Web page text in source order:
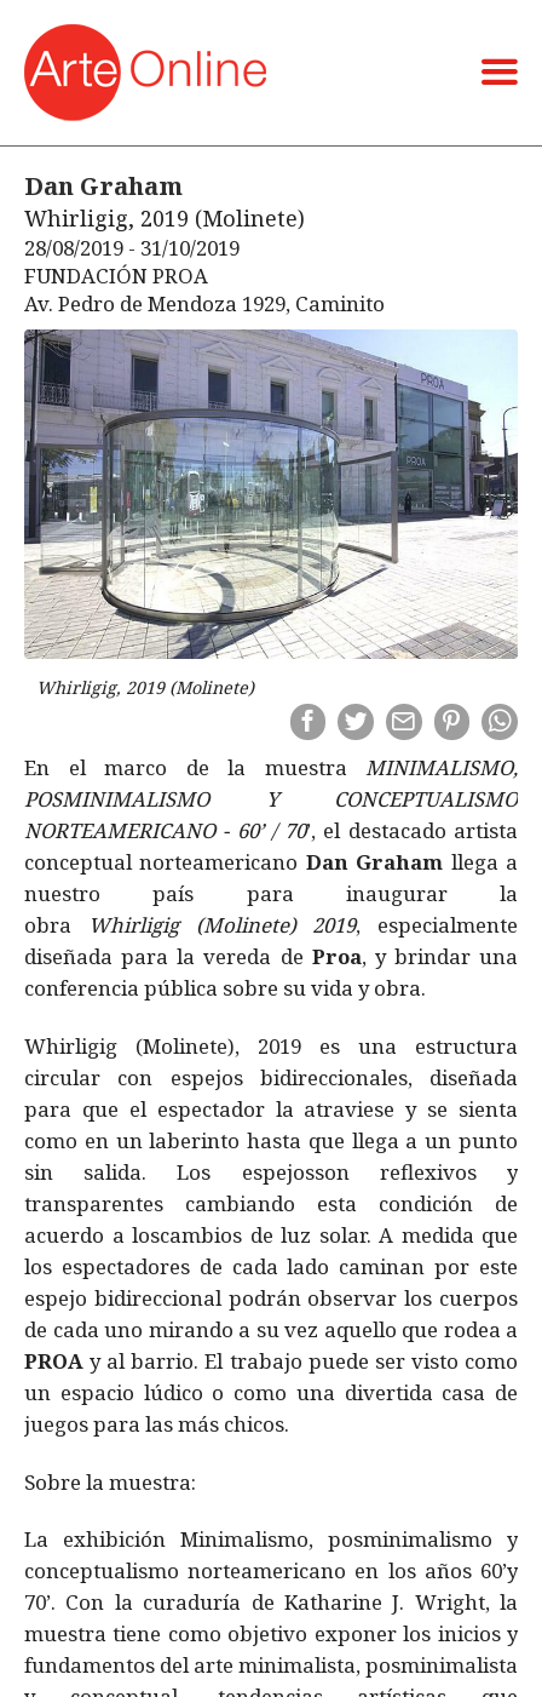
Dan Graham
Whirligig, 2019 (Molinete)
28/08/2019 - 31/10/2019
FUNDACIÓN PROA
Av. Pedro de Mendoza 1929, Caminito
Whirligig, 2019 (Molinete)
En el marco de la muestra MINIMALISMO,
POSMINIMALISMO Y CONCEPTUALISMO
NORTEAMERICANO - 60’ / 70’, el destacado artista
conceptual norteamericano Dan Graham llega a
nuestro país para inaugurar la
obra
Whirligig (Molinete) 2019, especialmente
diseñada para la vereda de Proa, y brindar una
conferencia pública sobre su vida y obra.
Whirligig (Molinete), 2019 es una estructura
circular con espejos bidireccionales, diseñada
para que el espectador la atraviese y se sienta
como en un laberinto hasta que llega a un punto
sin salida. Los espejosson reflexivos y
transparentes cambiando esta condición de
acuerdo a loscambios de luz solar. A medida que
los espectadores de cada lado caminan por este
espejo bidireccional podrán observar los cuerpos
de cada uno mirando a su vez aquello que rodea a
PROA y al barrio. El trabajo puede ser visto como
un espacio lúdico o como una divertida casa de
juegos para las más chicos.
Sobre la muestra:
La exhibición Minimalismo, posminimalismo y
conceptualismo norteamericano en los años 60’y
70’. Con la curaduría de Katharine J. Wright, la
muestra tiene como objetivo exponer los inicios y
fundamentos del arte minimalista, posminimalista